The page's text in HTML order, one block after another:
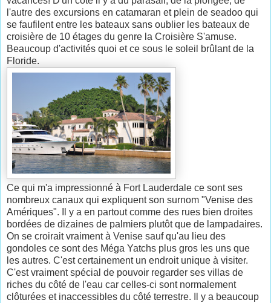
l'autre des excursions en catamaran et plein de seadoo qui
se faufilent entre les bateaux sans oublier les bateaux de
croisière de 10 étages du genre la Croisière S'amuse.
Beaucoup d'activités quoi et ce sous le soleil brûlant de la
Floride.
Ce qui m'a impressionné à Fort Lauderdale ce sont ses
nombreux canaux qui expliquent son surnom "Venise des
Amériques". Il y a en partout comme des rues bien droites
bordées de dizaines de palmiers plutôt que de lampadaires.
On se croirait vraiment à Venise sauf qu'au lieu des
gondoles ce sont des Méga Yatchs plus gros les uns que
les autres. C'est certainement un endroit unique à visiter.
C'est vraiment spécial de pouvoir regarder ses villas de
riches du côté de l'eau car celles-ci sont normalement
clôturées et inaccessibles du côté terrestre. Il y a beaucoup